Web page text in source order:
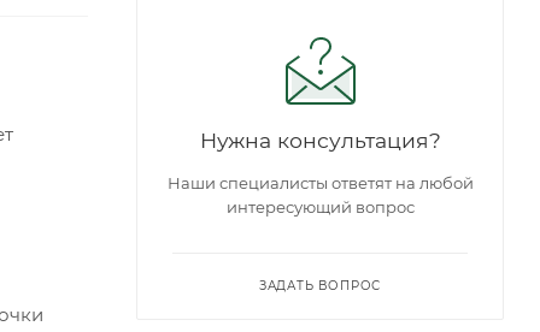
Нужна консультация?
Наши специалисты ответят на любой
интересующий вопрос
ЗАДАТЬ ВОПРОС